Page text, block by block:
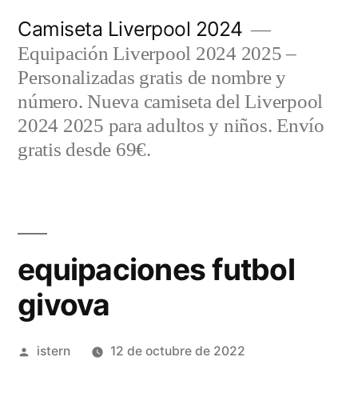
contenido
Camiseta Liverpool 2024
Equipación Liverpool 2024 2025 –
Personalizadas gratis de nombre y
número. Nueva camiseta del Liverpool
2024 2025 para adultos y niños. Envío
gratis desde 69€.
equipaciones futbol
givova
Publicado
istern 12 de octubre de 2022